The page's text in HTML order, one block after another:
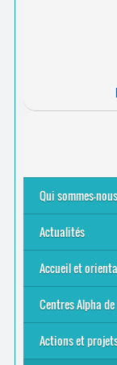
Qui sommes-
Le mouvement
Nos missions
... Tous les
Actualités
Offres
La rentrée
Pour être
A vos
Inauguration
Bruxelles
... Tous les
Accueil et
8 Points
Publics
Que
Qui sommes-
Centres Alpha
Actions et